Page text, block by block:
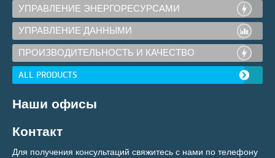
УПРАВЛЕНИЕ ЭНЕРГОРЕСУРСАМИ
УПРАВЛЕНИЕ ДАННЫМИ
ПРОИЗВОДИТЕЛЬНОСТЬ И КАЧЕСТВО
ALL PRODUCTS
Наши офисы
Контакт
Для получения консультаций свяжитесь с нами по телефону